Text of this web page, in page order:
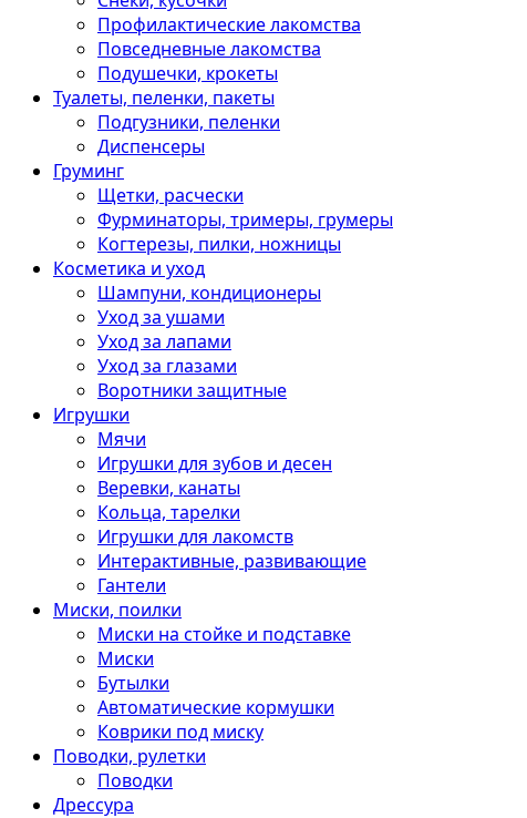
Профилактические лакомства
Повседневные лакомства
Подушечки, крокеты
Туалеты, пеленки, пакеты
Подгузники, пеленки
Диспенсеры
Груминг
Щетки, расчески
Фурминаторы, тримеры, грумеры
Когтерезы, пилки, ножницы
Косметика и уход
Шампуни, кондиционеры
Уход за ушами
Уход за лапами
Уход за глазами
Воротники защитные
Игрушки
Мячи
Игрушки для зубов и десен
Веревки, канаты
Кольца, тарелки
Игрушки для лакомств
Интерактивные, развивающие
Гантели
Миски, поилки
Миски на стойке и подставке
Миски
Бутылки
Автоматические кормушки
Коврики под миску
Поводки, рулетки
Поводки
Дрессура